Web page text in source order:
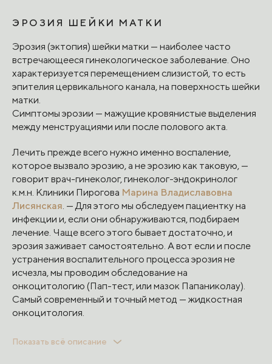
ЭРОЗИЯ ШЕЙКИ МАТКИ
Эрозия (эктопия) шейки матки — наиболее часто
встречающееся гинекологическое заболевание. Оно
характеризуется перемещением слизистой, то есть
эпителия цервикального канала, на поверхность шейки
матки.
Симптомы эрозии — мажущие кровянистые выделения
между менструациями или после полового акта.
Лечить прежде всего нужно именно воспаление,
которое вызвало эрозию, а не эрозию как таковую, —
говорит врач-гинеколог, гинеколог-эндокринолог
к.м.н. Клиники Пирогова Марина Владиславовна
Лисянская . — Для этого мы обследуем пациентку на
инфекции и, если они обнаруживаются, подбираем
лечение. Чаще всего этого бывает достаточно, и
эрозия заживает самостоятельно. А вот если и после
устранения воспалительного процесса эрозия не
исчезла, мы проводим обследование на
онкоцитологию (Пап-тест, или мазок Папаниколау).
Самый современный и точный метод — жидкостная
онкоцитология.
Сейчас врачи отказываются от ранее популярной
Показать всё описание